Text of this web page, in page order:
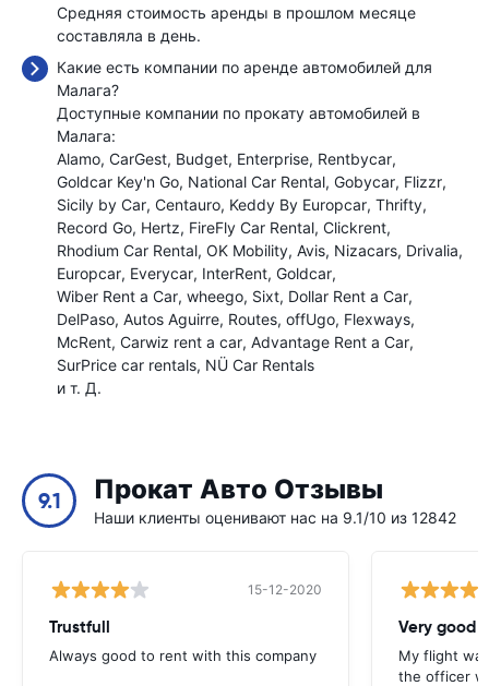
Средняя стоимость аренды в прошлом месяце
составляла в день.
Какие есть компании по аренде автомобилей для
Малага?
Доступные компании по прокату автомобилей в
Малага:
Alamo CarGest Budget Enterprise Rentbycar
Goldcar Key'n Go National Car Rental Gobycar Flizzr
Sicily by Car Centauro Keddy By Europcar Thrifty
Record Go Hertz FireFly Car Rental Clickrent
Rhodium Car Rental OK Mobility Avis Nizacars Drivalia
Europcar Everycar InterRent Goldcar
Wiber Rent a Car wheego Sixt Dollar Rent a Car
DelPaso Autos Aguirre Routes offUgo Flexways
McRent Carwiz rent a car Advantage Rent a Car
SurPrice car rentals NÜ Car Rentals
и т. Д.
9.1 Прокат Авто Отзывы
Наши клиенты оценивают нас на 9.1/10 из 12842
15-12-2020
Trustfull
Always good to rent with this company
Very good
My flight
the officer